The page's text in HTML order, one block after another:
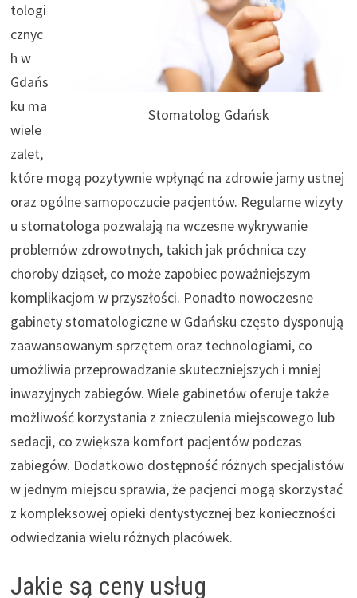
Stomatolog Gdańsk
tologi
cznyc
h w
Gdańs
ku ma
wiele
zalet,
które mogą pozytywnie wpłynąć na zdrowie jamy ustnej
oraz ogólne samopoczucie pacjentów. Regularne wizyty
u stomatologa pozwalają na wczesne wykrywanie
problemów zdrowotnych, takich jak próchnica czy
choroby dziąseł, co może zapobiec poważniejszym
komplikacjom w przyszłości. Ponadto nowoczesne
gabinety stomatologiczne w Gdańsku często dysponują
zaawansowanym sprzętem oraz technologiami, co
umożliwia przeprowadzanie skuteczniejszych i mniej
inwazyjnych zabiegów. Wiele gabinetów oferuje także
możliwość korzystania z znieczulenia miejscowego lub
sedacji, co zwiększa komfort pacjentów podczas
zabiegów. Dodatkowo dostępność różnych specjalistów
w jednym miejscu sprawia, że pacjenci mogą skorzystać
z kompleksowej opieki dentystycznej bez konieczności
odwiedzania wielu różnych placówek.
Jakie są ceny usług